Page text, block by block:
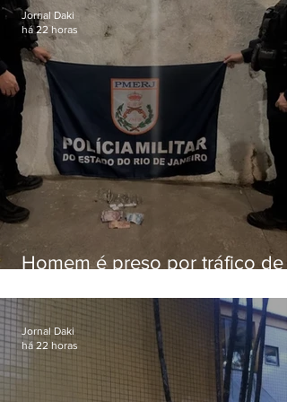
Franco
Homem é preso por tráfico de
Jornal Daki
há 22 horas
Jornal Daki
há 22 horas